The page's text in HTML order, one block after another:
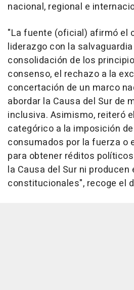
nacional, regional e
"La fuente (oficial) afirmó el
liderazgo con la
consolidación de los
consenso, el rechazo a la
concertación de un marco
abordar la Causa del Sur de
inclusiva. Asimismo, reiteró
categórico a la imposición
consumados por la fuerza o
para obtener réditos
la Causa del Sur ni
constitucionales", recoge el